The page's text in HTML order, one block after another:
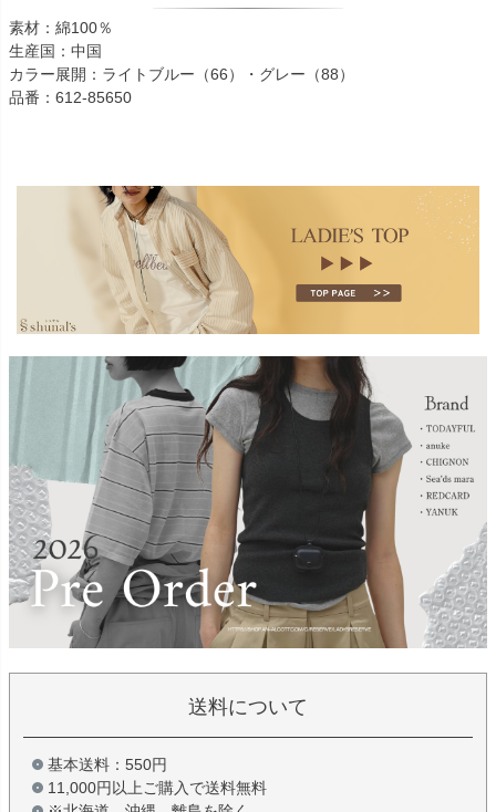
素材：綿100％
生産国：中国
カラー展開：ライトブルー（66）・グレー（88）
品番：612-85650
送料について
基本送料：550円
11,000円以上ご購入で送料無料